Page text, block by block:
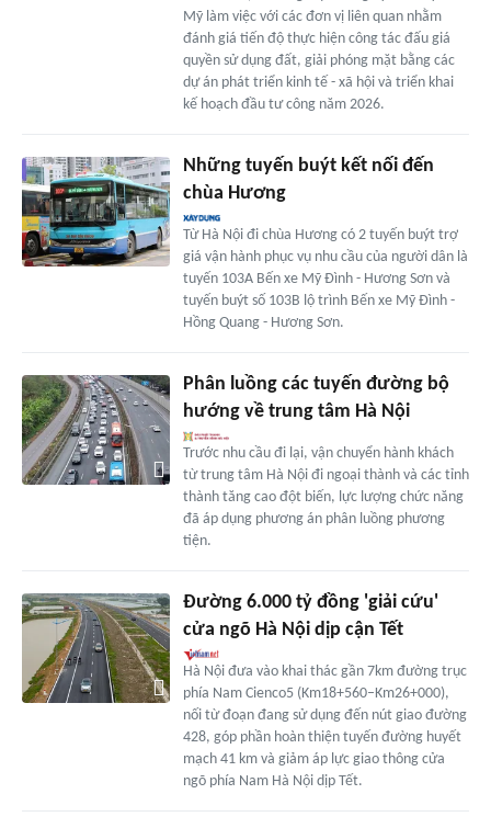
Mỹ làm việc với các đơn vị liên quan nhằm
đánh giá tiến độ thực hiện công tác đấu giá
quyền sử dụng đất, giải phóng mặt bằng các
dự án phát triển kinh tế - xã hội và triển khai
kế hoạch đầu tư công năm 2026.
Những tuyến buýt kết nối đến
chùa Hương
Từ Hà Nội đi chùa Hương có 2 tuyến buýt trợ
giá vận hành phục vụ nhu cầu của người dân là
tuyến 103A Bến xe Mỹ Đình - Hương Sơn và
tuyến buýt số 103B lộ trình Bến xe Mỹ Đình -
Hồng Quang - Hương Sơn.
Phân luồng các tuyến đường bộ
hướng về trung tâm Hà Nội
Trước nhu cầu đi lại, vận chuyển hành khách
từ trung tâm Hà Nội đi ngoại thành và các tỉnh
thành tăng cao đột biến, lực lượng chức năng
đã áp dụng phương án phân luồng phương
tiện.
Đường 6.000 tỷ đồng 'giải cứu'
cửa ngõ Hà Nội dịp cận Tết
Hà Nội đưa vào khai thác gần 7km đường trục
phía Nam Cienco5 (Km18+560–Km26+000),
nối từ đoạn đang sử dụng đến nút giao đường
428, góp phần hoàn thiện tuyến đường huyết
mạch 41 km và giảm áp lực giao thông cửa
ngõ phía Nam Hà Nội dịp Tết.